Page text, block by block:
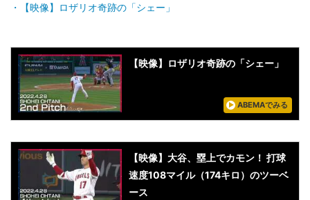
【映像】ロザリオ奇跡の「シェー」
【映像】ロザリオ奇跡の「シェー」
ABEMAでみる
【映像】大谷、塁上でカモン！ 打球
速度108マイル（174キロ）のツーベ
ース